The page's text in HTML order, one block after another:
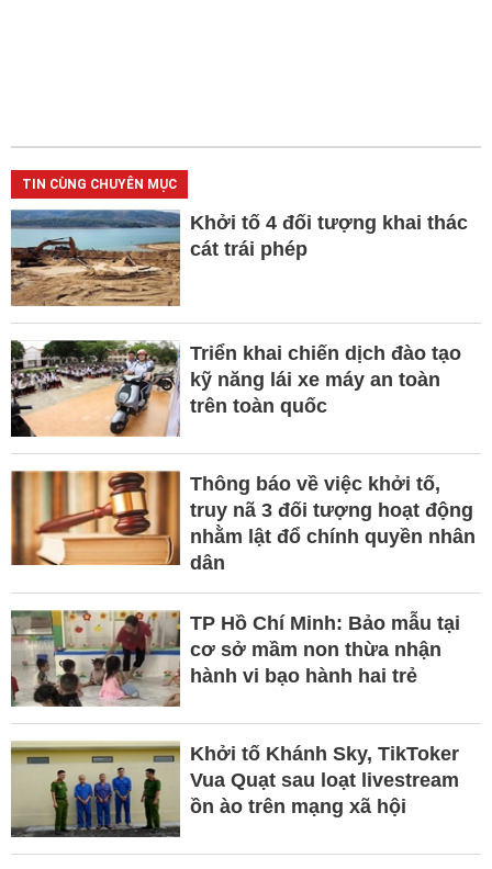
TIN CÙNG CHUYÊN MỤC
Khởi tố 4 đối tượng khai thác
cát trái phép
Triển khai chiến dịch đào tạo
kỹ năng lái xe máy an toàn
trên toàn quốc
Thông báo về việc khởi tố,
truy nã 3 đối tượng hoạt động
nhằm lật đổ chính quyền nhân
dân
TP Hồ Chí Minh: Bảo mẫu tại
cơ sở mầm non thừa nhận
hành vi bạo hành hai trẻ
Khởi tố Khánh Sky, TikToker
Vua Quạt sau loạt livestream
ồn ào trên mạng xã hội